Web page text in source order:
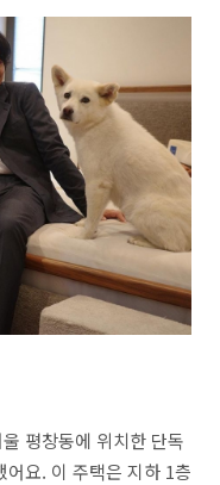
평창동에 위치한 단독
요. 이 주택은 지하 1층